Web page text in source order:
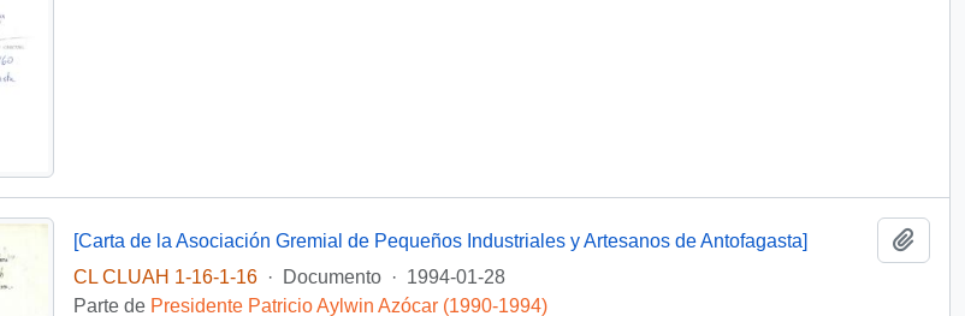
[Carta de la Asociación Gremial de Pequeños Industriales y Artesanos de Antofagasta]
CL CLUAH 1-16-1-16
· Documento · 1994-01-28
Parte de Presidente Patricio Aylwin Azócar (1990-1994)